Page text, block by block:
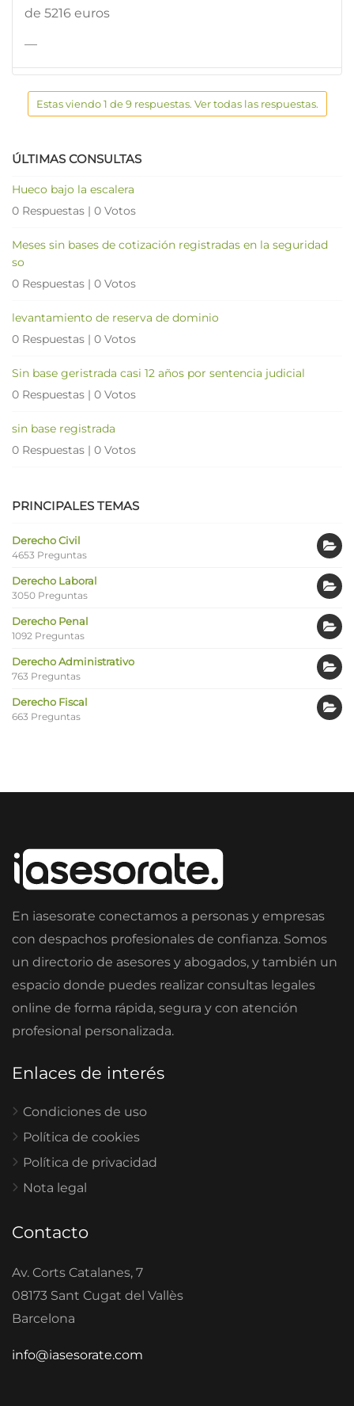
de 5216 euros
—
Estas viendo 1 de 9 respuestas. Ver todas las respuestas.
ÚLTIMAS CONSULTAS
Hueco bajo la escalera
0 Respuestas | 0 Votos
Meses sin bases de cotización registradas en la seguridad
so
0 Respuestas | 0 Votos
levantamiento de reserva de dominio
0 Respuestas | 0 Votos
Sin base geristrada casi 12 años por sentencia judicial
0 Respuestas | 0 Votos
sin base registrada
0 Respuestas | 0 Votos
PRINCIPALES TEMAS
Derecho Civil
4653 Preguntas
Derecho Laboral
3050 Preguntas
Derecho Penal
1092 Preguntas
Derecho Administrativo
763 Preguntas
Derecho Fiscal
663 Preguntas
En iasesorate conectamos a personas y empresas
con despachos profesionales de confianza. Somos
un directorio de asesores y abogados, y también un
espacio donde puedes realizar consultas legales
online de forma rápida, segura y con atención
profesional personalizada.
Enlaces de interés
Condiciones de uso
Política de cookies
Política de privacidad
Nota legal
Contacto
Av. Corts Catalanes, 7
08173 Sant Cugat del Vallès
Barcelona
info@iasesorate.com